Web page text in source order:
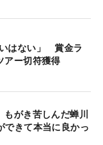
はない」 賞金ラ
アー切符獲得
がき苦しんだ蝉川
できて本当に良かっ